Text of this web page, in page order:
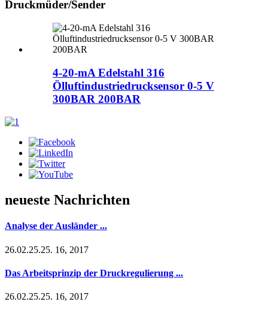
Druckmüder/Sender
4-20-mA Edelstahl 316
Ölluftindustriedrucksensor 0-5 V
300BAR 200BAR
neueste Nachrichten
Analyse der Ausländer ...
26.02.25.25. 16, 2017
Das Arbeitsprinzip der Druckregulierung ...
26.02.25.25. 16, 2017